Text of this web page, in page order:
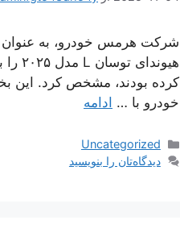
شرکت هرمس خودرو، به عنوان
کرده بودند، مشخص کرد. این
خودرو با … ادامه
دسته‌ها
Uncategorized
دیدگاه‌تان را بنویسید